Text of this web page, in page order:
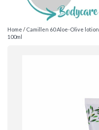
Home / Camillen 60 Aloe-Olive lotion
100ml